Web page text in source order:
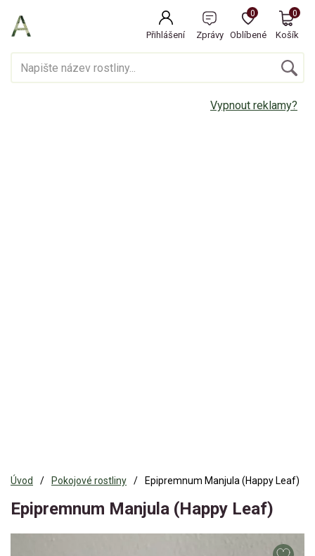
Přihlášení Zprávy Oblíbené
0
Košík
0
Vypnout reklamy?
Úvod Pokojové rostliny Epipremnum Manjula (Happy Leaf)
Epipremnum Manjula (Happy Leaf)